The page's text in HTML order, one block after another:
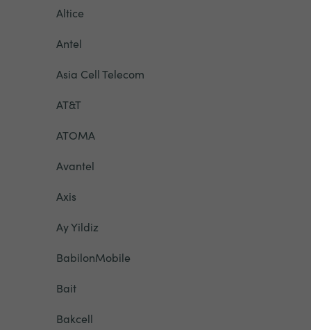
Altice
Antel
Asia Cell Telecom
AT&T
ATOMA
Avantel
Axis
Ay Yildiz
BabilonMobile
Bait
Bakcell